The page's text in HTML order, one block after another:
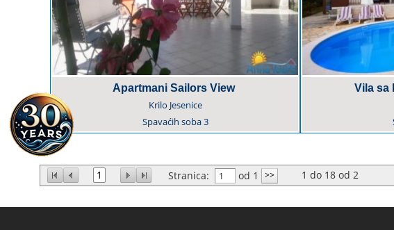
Apartmani Sailors View
Krilo Jesenice
Spavaćih soba3
Vila sa
1 Stranica: od 1 1 do 18 od 2